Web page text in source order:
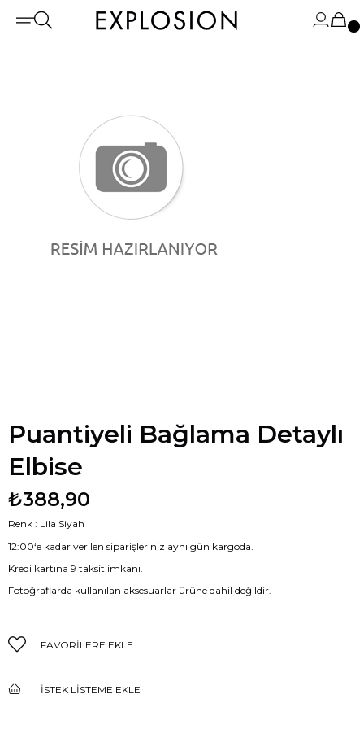
Puantiyeli Bağlama Detaylı
Elbise
₺388,90
Renk : Lila Siyah
12:00‘e kadar verilen siparişleriniz aynı gün kargoda.
Kredi kartına 9 taksit imkanı.
Fotoğraflarda kullanılan aksesuarlar ürüne dahil değildir.
FAVORILERE EKLE
İSTEK LISTEME EKLE